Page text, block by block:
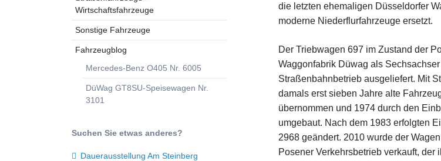
die letzten ehemaligen Düsseldorfer
moderne Niederflurfahrzeuge ersetzt.
Der Triebwagen 697 im Zustand der
Waggonfabrik Düwag als
Straßenbahnbetrieb ausgeliefert. Mit
damals erst sieben Jahre alte
übernommen und 1974 durch den
umgebaut. Nach dem 1983 erfolgten
2968 geändert. 2010 wurde der
Posener Verkehrsbetrieb verkauft,
Wirtschaftsfahrzeuge
Sonstige Fahrzeuge
Fahrzeugblog
Mercedes-Benz O405 Nr. 6005
DüWag GT8SU-Speisewagen Nr.
3101
Suchen Sie etwas anderes?
Dauerausstellung Am Steinberg